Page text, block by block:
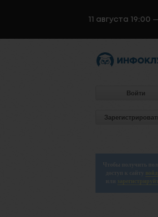
11 августа 19:00
Войти
Чтобы получить
доступ к сайту
или